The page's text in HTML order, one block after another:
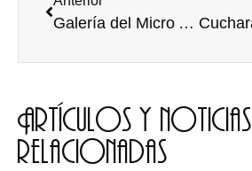
Galería del Micro Abierto “Poesía y lo que surja” del 20 Dic
Artículos y noticias
relacionadas